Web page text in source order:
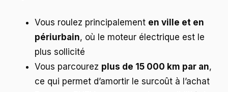
Vous roulez principalement en ville et en
périurbain, où le moteur électrique est le
plus sollicité
Vous parcourez plus de 15 000 km par an,
ce qui permet d’amortir le surcoût à l’achat